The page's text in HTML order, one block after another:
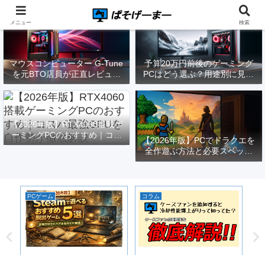
マウスコンピューター G-Tune
を元BTO店員が正直レビュー
｜実際どうなの？
予算20万円前後のゲーミング
PCはどう選ぶ？用途別に見る
構成と注意点【2026年版】
【2026年版】RTX4060搭載ゲ
ーミングPCのおすすめ｜コス
パ最強GPUを自作勢が徹底解
【2026年版】PCでドラクエを
全作遊ぶ方法と必要スペック
｜FF14勢がまとめてみた
PCゲーム コラム
メニュー 検索